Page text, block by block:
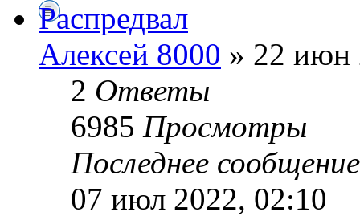
Распредвал
Алексей 8000 » 22 июн
2 Ответы
6985 Просмотры
Последнее
07 июл 2022, 02:10